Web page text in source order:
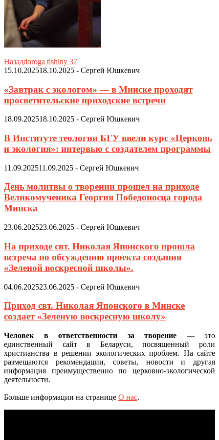
Назадdoroga tishiny 37
15.10.202518.10.2025 - Сергей Юшкевич
«Завтрак с экологом» — в Минске проходят
просветительские приходские встречи
18.09.202518.10.2025 - Сергей Юшкевич
В Институте теологии БГУ ввели курс «Церковь
и экология»: интервью с создателем программы
11.09.202511.09.2025 - Сергей Юшкевич
День молитвы о творении прошел на приходе
Великомученика Георгия Победоносца города
Минска
23.06.202523.06.2025 - Сергей Юшкевич
На приходе свт. Николая Японского прошла
встреча по обсуждению проекта создания
«Зеленой воскресной школы».
04.06.202523.06.2025 - Сергей Юшкевич
Приход свт. Николая Японского в Минске
создает «Зеленую воскресную школу»
Человек в ответственности за творение — это
единственный сайт в Беларуси, посвященный роли
христианства в решении экологических проблем. На сайте
размещаются рекомендации, советы, новости и другая
информация преимущественно по церковно-экологической
деятельности.
Больше информации на странице О нас.